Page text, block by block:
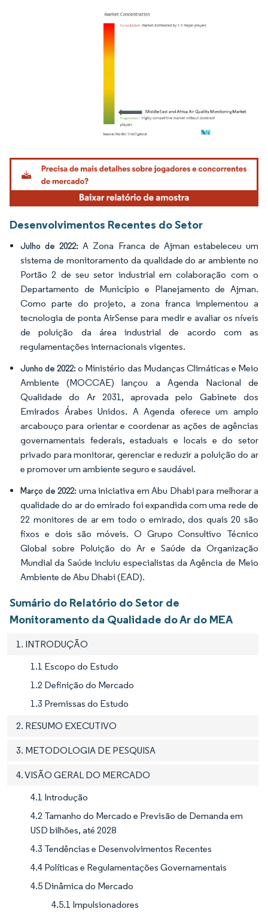
Imagem © Mordor Intelligence. O reuso requer atribuição conforme CC BY 4.0.
Desenvolvimentos Recentes do Setor
Julho de 2022: A Zona Franca de Ajman estabeleceu um
sistema de monitoramento da qualidade do ar ambiente no
Portão 2 de seu setor industrial em colaboração com o
Departamento de Município e Planejamento de Ajman.
Como parte do projeto, a zona franca implementou a
tecnologia de ponta AirSense para medir e avaliar os níveis
de poluição da área industrial de acordo com as
regulamentações internacionais vigentes.
Junho de 2022: o Ministério das Mudanças Climáticas e Meio
Ambiente (MOCCAE) lançou a Agenda Nacional de
Qualidade do Ar 2031, aprovada pelo Gabinete dos
Emirados Árabes Unidos. A Agenda oferece um amplo
arcabouço para orientar e coordenar as ações de agências
governamentais federais, estaduais e locais e do setor
privado para monitorar, gerenciar e reduzir a poluição do ar
e promover um ambiente seguro e saudável.
Março de 2022: uma iniciativa em Abu Dhabi para melhorar a
qualidade do ar do emirado foi expandida com uma rede de
22 monitores de ar em todo o emirado, dos quais 20 são
fixos e dois são móveis. O Grupo Consultivo Técnico
Global sobre Poluição do Ar e Saúde da Organização
Mundial da Saúde incluiu especialistas da Agência de Meio
Ambiente de Abu Dhabi (EAD).
Sumário do Relatório do Setor de
Monitoramento da Qualidade do Ar do MEA
1. INTRODUÇÃO
1.1 Escopo do Estudo
1.2 Definição do Mercado
1.3 Premissas do Estudo
2. RESUMO EXECUTIVO
3. METODOLOGIA DE PESQUISA
4. VISÃO GERAL DO MERCADO
4.1 Introdução
4.2 Tamanho do Mercado e Previsão de Demanda em
USD bilhões, até 2028
4.3 Tendências e Desenvolvimentos Recentes
4.4 Políticas e Regulamentações Governamentais
4.5 Dinâmica do Mercado
4.5.1 Impulsionadores